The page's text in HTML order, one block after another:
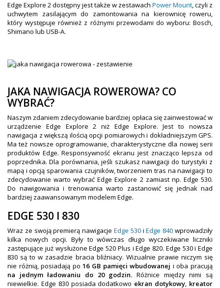
Edge Explore 2 dostępny jest także w zestawach Power Mount, czyli z
uchwytem zasilającym do zamontowania na kierownicę roweru,
który występuje również z różnymi przewodami do wyboru: Bosch,
Shimano lub USB-A.
JAKA NAWIGACJA ROWEROWA? CO
WYBRAĆ?
Naszym zdaniem zdecydowanie bardziej opłaca się zainwestować w
urządzenie Edge Explore 2 niż Edge Explore. Jest to nowsza
nawigacja z większą ilością opcji pomiarowych i dokładniejszym GPS.
Ma też nowsze oprogramowanie, charakterystyczne dla nowej serii
produktów Edge. Responsywność ekranu jest znacząco lepsza od
poprzednika. Dla porównania, jeśli szukasz nawigacji do turystyki z
mapą i opcją sparowania czujników, tworzeniem tras na nawigacji to
zdecydowanie warto wybrać Edge Explore 2 zamiast np. Edge 530.
Do nawigowania i trenowania warto zastanowić się jednak nad
bardziej zaawansowanym modelem Edge.
EDGE 530 I 830
Wraz ze swoją premierą nawigacje Edge 530iEdge 840 wprowadziły
kilka nowych opcji. Były to wówczas długo wyczekiwane liczniki
zastępujące już wysłużone Edge 520 Plus i Edge 820. Edge 530 i Edge
830 są to w zasadzie bracia bliźniacy. Wizualnie prawie niczym się
nie różnią, posiadają po16 GB pamięci wbudowanej i oba pracują
na jednym ładowaniu do 20 godzin. Różnice między nimi są
niewielkie. Edge 830 posiada dodatkowo ekran dotykowy, kreator